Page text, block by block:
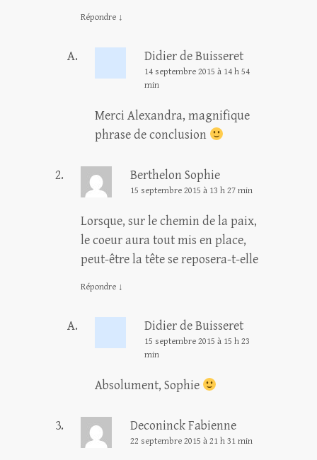
Répondre ↓
Didier de Buisseret
14 septembre 2015 à 14 h 54
min
Merci Alexandra, magnifique
phrase de conclusion
Berthelon Sophie
15 septembre 2015 à 13 h 27 min
Lorsque, sur le chemin de la paix,
le coeur aura tout mis en place,
peut-être la tête se reposera-t-elle
Répondre ↓
Didier de Buisseret
15 septembre 2015 à 15 h 23
min
Absolument, Sophie
Deconinck Fabienne
22 septembre 2015 à 21 h 31 min